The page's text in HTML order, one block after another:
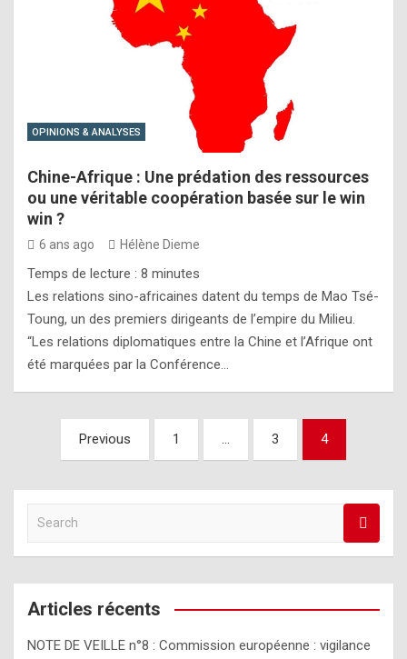
OPINIONS & ANALYSES
Chine-Afrique : Une prédation des ressources
ou une véritable coopération basée sur le win
win ?
6 ans ago Hélène Dieme
Temps de lecture : 8 minutes
Les relations sino-africaines datent du temps de Mao Tsé-
Toung, un des premiers dirigeants de l’empire du Milieu.
“Les relations diplomatiques entre la Chine et l’Afrique ont
été marquées par la Conférence…
Pagination
publications
Previous 1 … 3 4
a
r
c
Articles récents
NOTE DE VEILLE n°8 : Commission européenne : vigilance